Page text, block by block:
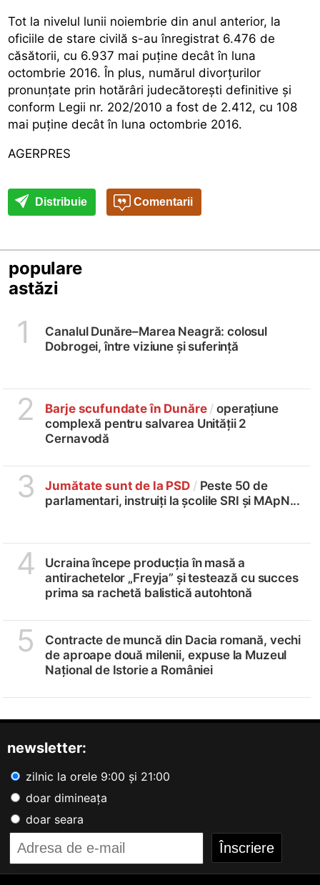
Tot la nivelul lunii noiembrie din anul anterior, la
oficiile de stare civilă s-au înregistrat 6.476 de
căsătorii, cu 6.937 mai puține decât în luna
octombrie 2016. În plus, numărul divorțurilor
pronunțate prin hotărâri judecătorești definitive și
conform Legii nr. 202/2010 a fost de 2.412, cu 108
mai puține decât în luna octombrie 2016.
AGERPRES
Distribuie Comentarii
populare
astăzi
1
Canalul Dunăre–Marea Neagră: colosul
Dobrogei, între viziune și suferință
2 Barje scufundate în Dunăre / operațiune
complexă pentru salvarea Unității 2
Cernavodă
3 Jumătate sunt de la PSD / Peste 50 de
parlamentari, instruiți la școlile SRI și MApN...
4
Ucraina începe producția în masă a
antirachetelor „Freyja” și testează cu succes
prima sa rachetă balistică autohtonă
5
Contracte de muncă din Dacia romană, vechi
de aproape două milenii, expuse la Muzeul
Național de Istorie a României
newsletter:
zilnic la orele 9:00 și 21:00
doar dimineața
doar seara